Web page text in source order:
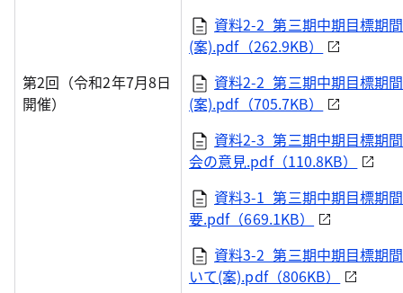
第2回（令和2年7月8日
開催）
資料2-2_第三期中期目標期
(案).pdf（262.9KB）
資料2-2_第三期中期目標期
(案).pdf（705.7KB）
資料2-3_第三期中期目標期
会の意見.pdf（110.8KB）
資料3-1_第三期中期目標期
要.pdf（669.1KB）
資料3-2_第三期中期目標期
いて(案).pdf（806KB）